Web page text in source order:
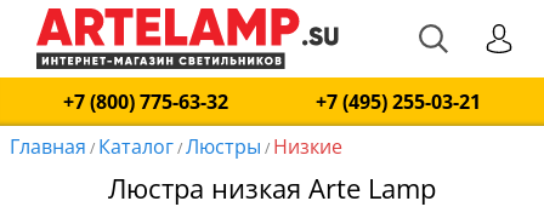
+7 (800) 775-63-32
+7 (495) 255-03-21
Главная / Каталог/Люстры / Низкие
Люстра низкая Arte Lamp